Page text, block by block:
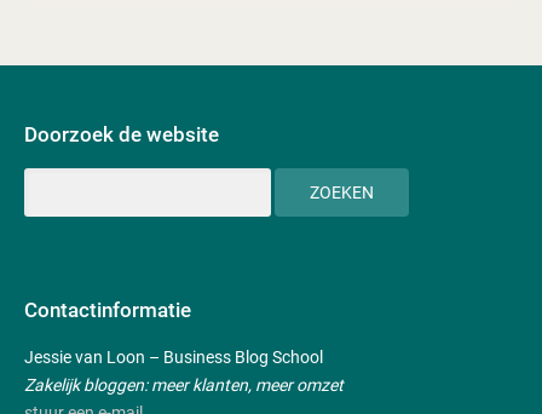
Doorzoek de website
Contactinformatie
Jessie van Loon – Business Blog School
Zakelijk bloggen: meer klanten, meer omzet